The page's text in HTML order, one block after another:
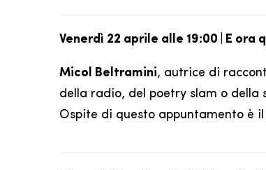
Venerdì 22 aprile alle 19:00 | E
Micol Beltramini, autrice di
della radio, del poetry slam o
Ospite di questo appuntamento è